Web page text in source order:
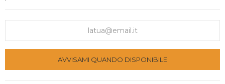
AVVISAMI QUANDO DISPONIBILE